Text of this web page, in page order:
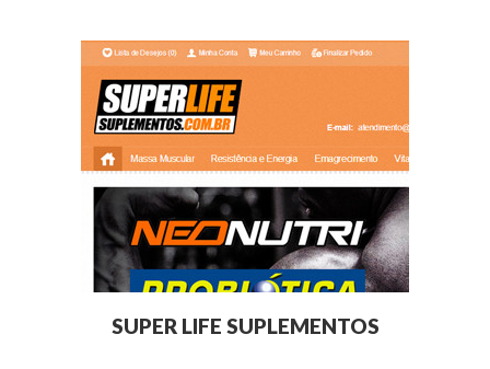
SUPER LIFE SUPLEMENTOS